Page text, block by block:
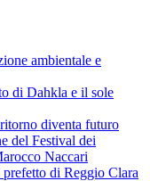
ambientale e
di Dahkla e il sole
diventa futuro
del Festival dei
Naccari
di Reggio Clara